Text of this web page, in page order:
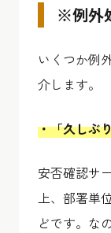
※例外
いくつか例
介します。
・「久しぶ
安否確認サ
上、部署単
どです。な